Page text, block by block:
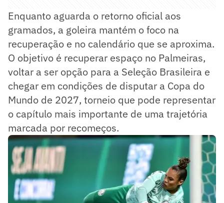
Enquanto aguarda o retorno oficial aos
gramados, a goleira mantém o foco na
recuperação e no calendário que se aproxima.
O objetivo é recuperar espaço no Palmeiras,
voltar a ser opção para a Seleção Brasileira e
chegar em condições de disputar a Copa do
Mundo de 2027, torneio que pode representar
o capítulo mais importante de uma trajetória
marcada por recomeços.